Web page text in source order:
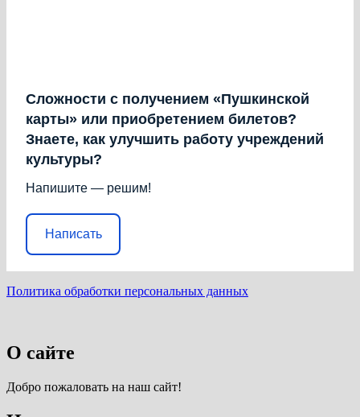
Сложности с получением «Пушкинской
карты» или приобретением билетов?
Знаете, как улучшить работу учреждений
культуры?
Напишите — решим!
Написать
Политика обработки персональных данных
О сайте
Добро пожаловать на наш сайт!